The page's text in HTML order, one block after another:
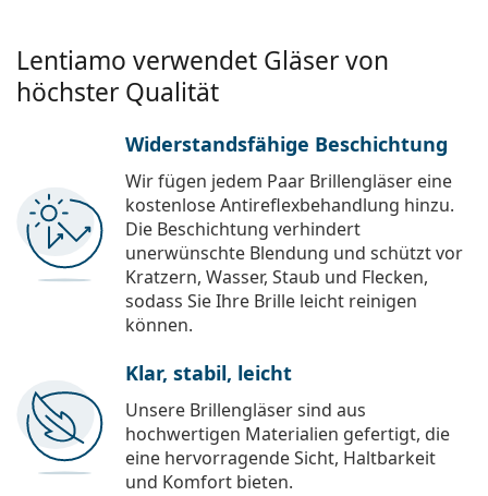
Lentiamo verwendet Gläser von
höchster Qualität
Widerstandsfähige Beschichtung
Wir fügen jedem Paar Brillengläser eine
kostenlose Antireflexbehandlung hinzu.
Die Beschichtung verhindert
unerwünschte Blendung und schützt vor
Kratzern, Wasser, Staub und Flecken,
sodass Sie Ihre Brille leicht reinigen
können.
Klar, stabil, leicht
Unsere Brillengläser sind aus
hochwertigen Materialien gefertigt, die
eine hervorragende Sicht, Haltbarkeit
und Komfort bieten.